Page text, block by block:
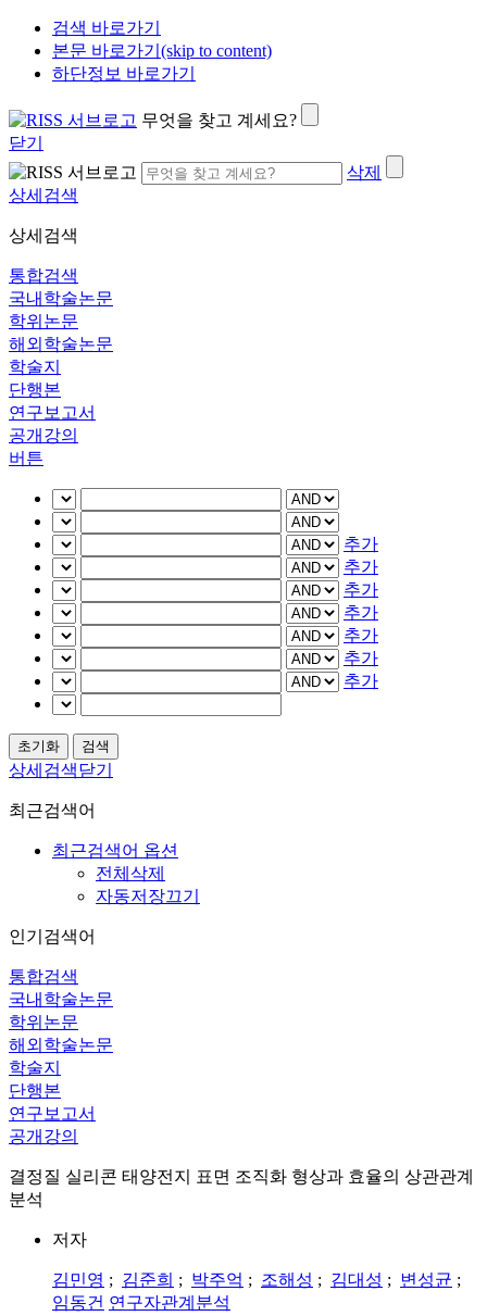
검색 바로가기
본문 바로가기(skip to content)
하단정보 바로가기
무엇을 찾고 계세요?
닫기
삭제
상세검색
상세검색
통합검색
국내학술논문
학위논문
해외학술논문
학술지
단행본
연구보고서
공개강의
버튼
추가
추가
추가
추가
추가
추가
추가
상세검색닫기
최근검색어
최근검색어 옵션
전체삭제
자동저장끄기
인기검색어
통합검색
국내학술논문
학위논문
해외학술논문
학술지
단행본
연구보고서
공개강의
결정질 실리콘 태양전지 표면 조직화 형상과 효율의 상관관계
분석
저자
김민영 ; 김준희 ; 박주억 ; 조해성 ; 김대성 ; 변성균 ;
임동건 연구자관계분석